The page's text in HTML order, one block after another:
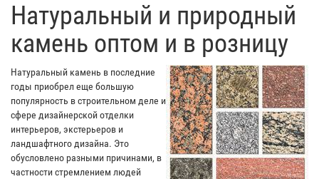
​Натуральный и природный
камень оптом и в розницу
Натуральный камень в последние
годы приобрел еще большую
популярность в строительном деле и
сфере дизайнерской отделки
интерьеров, экстерьеров и
ландшафтного дизайна. Это
обусловлено разными причинами, в
частности стремлением людей